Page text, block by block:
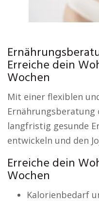
Erreiche dein
Wochen
Mit einer flexiblen
Ernährungsberatung
langfristig gesunde
entwickeln und den
Erreiche dein
Wochen
Kalorienbedarf